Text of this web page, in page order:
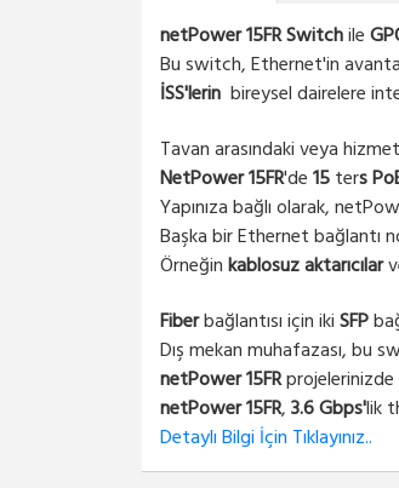
netPower 15FR Switchile
Bu switch, Ethernet'in
İSS'lerin bireysel dairelere
Tavan arasındaki veya
NetPower 15FR'de15ters
Yapınıza bağlı olarak,
Başka bir Ethernet bağlantı
Örneğinkablosuz aktarıcılar
Fiberbağlantısı için ikiSFP
Dış mekan muhafazası, bu
netPower 15FRprojelerinizde
netPower 15FR,3.6 Gbps'lik
Detaylı Bilgi İçin Tıklayınız..